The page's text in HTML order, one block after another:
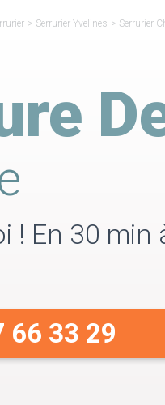
> Serrurier Yvelines > Serrurier
! En 30 min
66 33 29